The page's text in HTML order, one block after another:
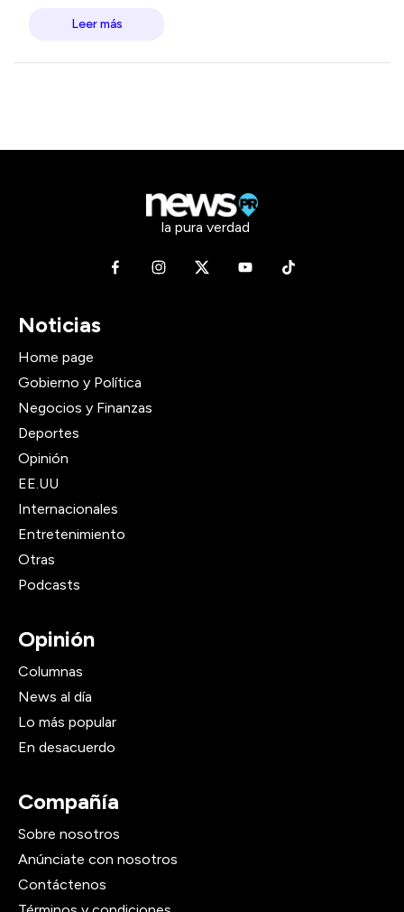
Leer más
la pura verdad
Noticias
Home page
Gobierno y Política
Negocios y Finanzas
Deportes
Opinión
EE.UU
Internacionales
Entretenimiento
Otras
Podcasts
Opinión
Columnas
News al día
Lo más popular
En desacuerdo
Compañía
Sobre nosotros
Anúnciate con nosotros
Contáctenos